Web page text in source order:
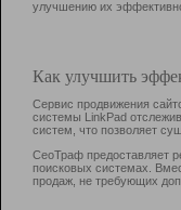
улучшению их
Как улучшить
Сервис продвижения
системы LinkPad
систем, что позволяет
СеоТраф предоставляет
поисковых системах.
продаж, не требующих